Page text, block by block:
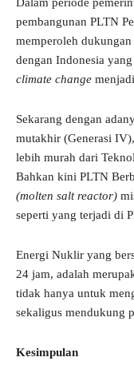
pembangunan PLTN
memperoleh
dengan Indonesia
climate change
Sekarang dengan
mutakhir (Generasi
lebih murah dari
Bahkan kini PLTN
(molten salt reactor)
seperti yang terjadi di
Energi Nuklir yang
24 jam, adalah
tidak hanya untuk
sekaligus mendukung
Kesimpulan